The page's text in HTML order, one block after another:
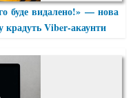
буде видалено!» — нова
крадуть Viber-акаунти